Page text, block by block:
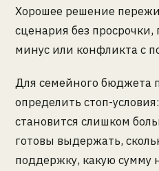
Хорошее решение
сценария без
минус или конфликта с
Для семейного бюджета
определить стоп-
становится слишком
готовы выдержать,
поддержку, какую сумму